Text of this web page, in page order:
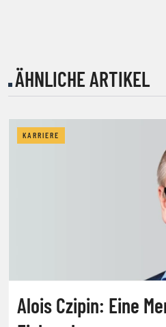
ÄHNLICHE ARTIKEL
KARRIERE
Alois Czipin: Eine